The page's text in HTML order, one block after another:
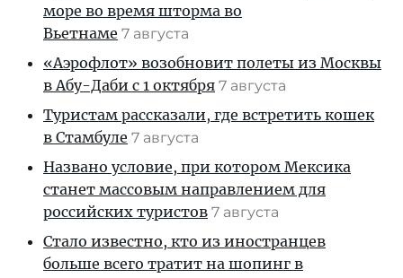
море во время шторма во
Вьетнаме 7 августа
«Аэрофлот» возобновит полеты из Москвы
в Абу-Даби с 1 октября 7 августа
Туристам рассказали, где встретить кошек
в Стамбуле 7 августа
Названо условие, при котором Мексика
станет массовым направлением для
российских туристов 7 августа
Стало известно, кто из иностранцев
больше всего тратит на шопинг в